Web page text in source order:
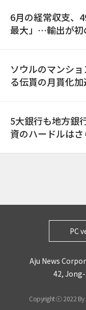
6月の経常収支、
最大」…輸出が初
ソウルのマンシ
る伝貰の月貰化
5大銀行も地方銀
資のハードルはさ
PC
Aju News
42,
Copyright ⓒ 2022 By